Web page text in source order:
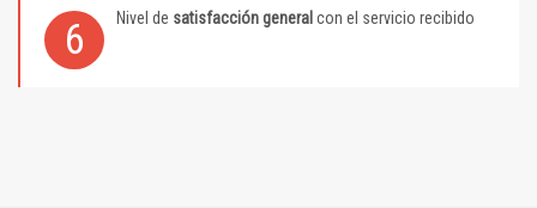
6 Nivel de satisfacción general con el servicio recibido